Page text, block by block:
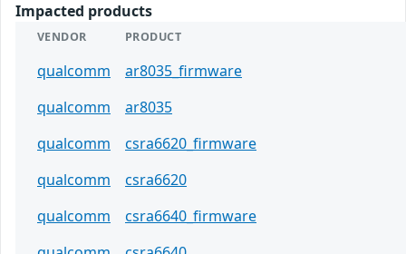
Impacted products
VENDOR PRODUCT
qualcomm
ar8035_firmware
qualcomm
ar8035
qualcomm
csra6620_firmware
qualcomm
csra6620
qualcomm
csra6640_firmware